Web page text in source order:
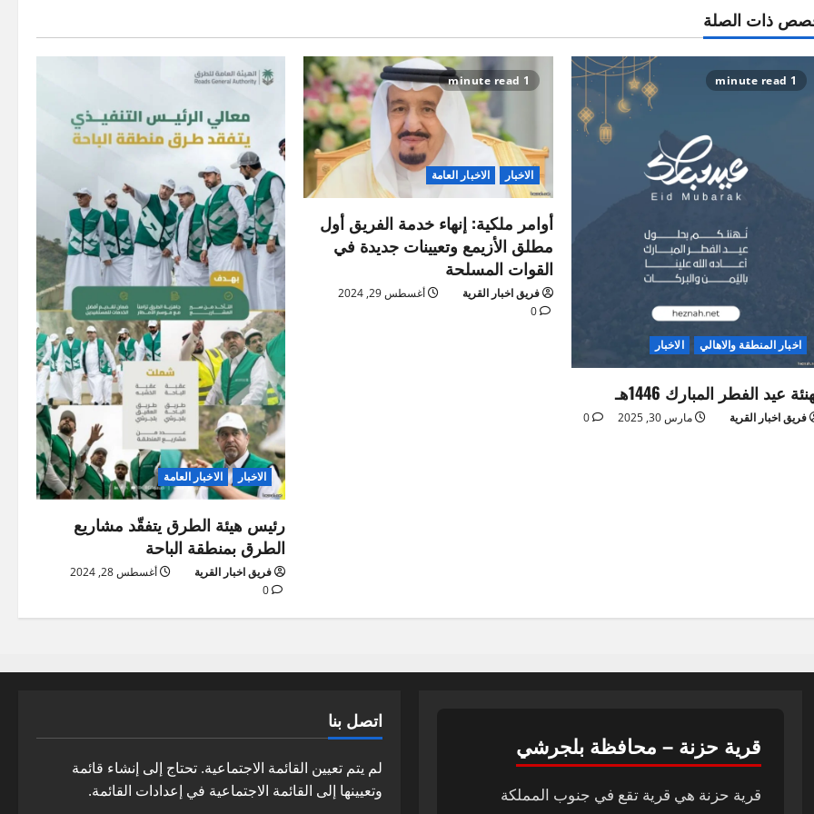
ذات الصلة
1 minute read
اخبار المنطقة والاهالي الاخبار
عيد الفطر المبارك 1446هـ
فريق اخبار القرية مارس 30, 2025 0
1 minute read
الاخبار الاخبار العامة
أوامر ملكية: إنهاء خدمة الفريق أول
مطلق الأزيمع وتعيينات جديدة في
القوات المسلحة
فريق اخبار القرية
أغسطس 29, 2024
0
الاخبار الاخبار العامة
رئيس هيئة الطرق يتفقّد مشاريع
الطرق بمنطقة الباحة
فريق اخبار القرية
أغسطس 28, 2024
0
قرية حزنة – محافظة بلجرشي
قرية حزنة هي قرية تقع في جنوب المملكة
اتصل بنا
لم يتم تعيين القائمة الاجتماعية. تحتاج إلى إنشاء قائمة
وتعيينها إلى القائمة الاجتماعية في إعدادات القائمة.